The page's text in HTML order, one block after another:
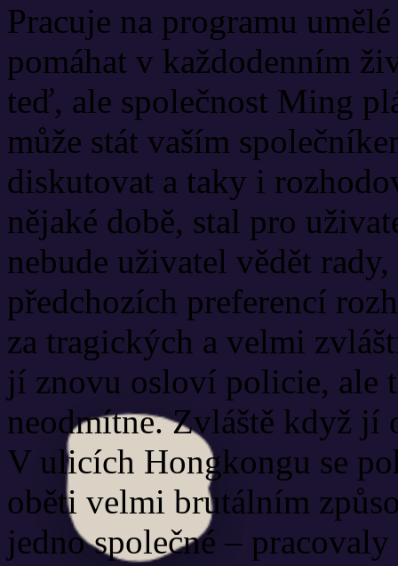
Pracuje na programu
pomáhat v každodenním
teď, ale společnost Ming
může stát vaším
diskutovat a taky i
nějaké době, stal pro
nebude uživatel vědět
předchozích preferencí
za tragických a velmi
jí znovu osloví policie, ale
neodmítne. Zvláště když jí
V ulicích Hongkongu se
oběti velmi brutálním
jedno společné –